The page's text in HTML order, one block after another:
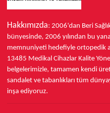
Hakkımızda: 2006'dan Beri
bünyesinde, 2006 yılından bu
memnuniyeti hedefiyle ortopedik
13485 Medikal Cihazlar Kalite
belgelerimizle, tamamen kendi
sandalet ve tabanlıkları tüm
inşa ediyoruz.